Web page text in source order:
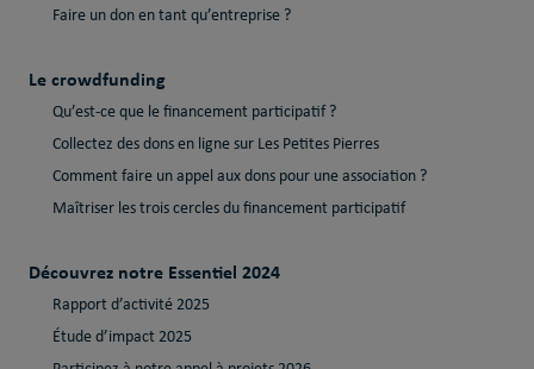
Faire un don en tant qu’entreprise ?
Le crowdfunding
Qu’est-ce que le financement participatif ?
Collectez des dons en ligne sur Les Petites Pierres
Comment faire un appel aux dons pour une association ?
Maîtriser les trois cercles du financement participatif
Découvrez notre Essentiel 2024
Rapport d’activité 2025
Étude d’impact 2025